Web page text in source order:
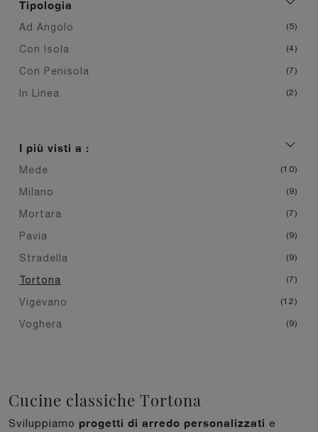
Tipologia
Ad Angolo 5
Con Isola 4
Con Penisola 7
In Linea 2
I più visti a :
Mede 10
Milano 9
Mortara 7
Pavia 9
Stradella 9
Tortona 7
Vigevano 12
Voghera 9
Cucine classiche Tortona
Sviluppiamo progetti di arredo personalizzati e